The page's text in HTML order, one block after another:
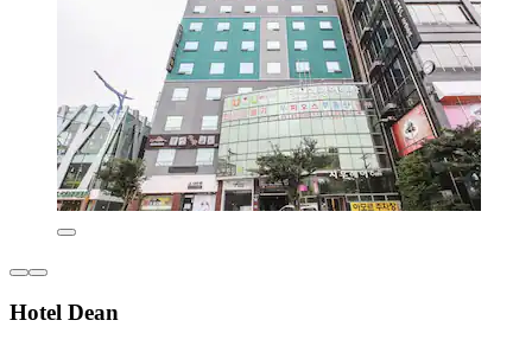
Hotel Dean